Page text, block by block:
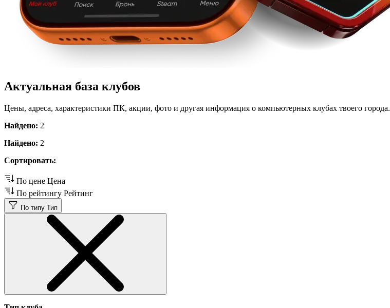
Актуальная база клубов
Цены, адреса, характеристики ПК, акции, фото и другая информация о компьютерных клубах твоего города.
Найдено: 2
Найдено: 2
Сортировать:
По цене Цена
По рейтингу Рейтинг
По типу Тип